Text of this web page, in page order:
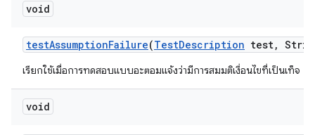
void
testAssumptionFailure(TestDescription test,
เรียกใช้เมื่อการทดสอบแบบอะตอมแจ้งว่ามีการสมมติเงื่อนไขที่เป็นเท็จ
void